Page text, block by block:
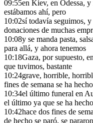
09:55en Kiev, en Odessa,
estábamos ahí, pero
10:02sí todavía seguimos,
donaciones de muchas
10:08y se manda pasta,
para allá, y ahora tenemos
10:18Gaza, por supuesto,
que tuvimos, bastante
10:24grave, horrible,
fines de semana se ha hecho
10:34el último funeral en
el último ya que se ha
10:42hace dos fines de
de hecho se paró, se pararon